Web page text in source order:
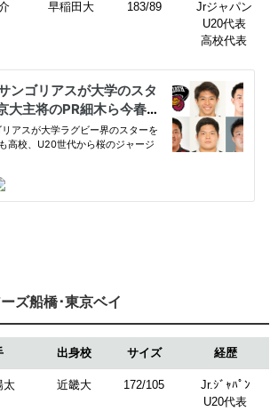
早稲田大 183/89
Jrジャパン
U20代表
高校代表
ズ船橋･東京ベイ
出身校 サイズ 経歴
太 近畿大 172/105
Jr.ｼﾞｬﾊﾟﾝ
U20代表